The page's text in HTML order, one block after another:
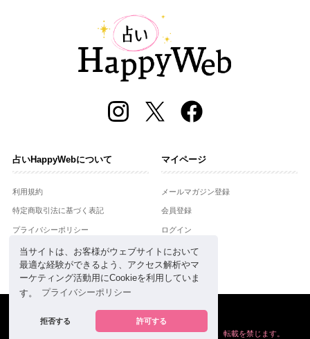
当サイトは、お客様がウェブサイトにおいて
最適な経験ができるよう、アクセス解析やマ
ーケティング活動用にCookieを利用していま
す。
プライバシーポリシー
拒否する 許可する
占いHappyWebについて
利用規約
特定商取引法に基づく表記
プライバシーポリシー
運営会社
お問合せ
マイページ
メールマガジン登録
会員登録
ログイン
powered by
RRJ Inc.
掲載の情報や画像など、すべてのコンテンツの無断複写、転載を禁じます。